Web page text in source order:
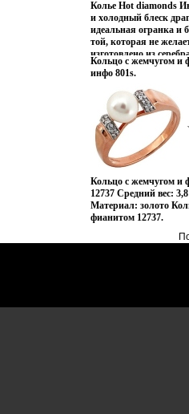
Колье Hot diamonds
и холодный блеск
идеальная огранка и
той, которая не
изготовлено из
покрытогобшщые
бриллианты Каждое
поставляется в
коробке из
пакете, а также
ухода за ювелирными
Артикул: dn047
Пробавзггф: Ag925
бриллианты
карат, цвет 4,
hot diamonds —
каждом изделии
diamonds является
английская школа
сильнейшей в мире
неповторимый и
Кольцо с жемчугом и
инфо 801s.
Кольцо с жемчугом и
12737 Средний вес:
Материал: золото
фианитом 12737.